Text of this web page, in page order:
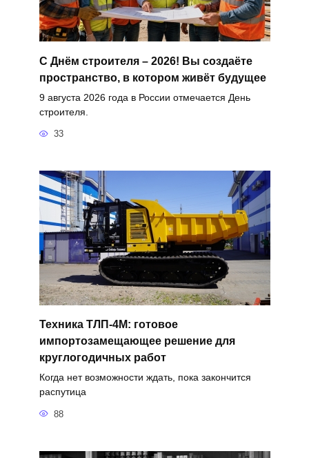
С Днём строителя – 2026! Вы создаёте
пространство, в котором живёт будущее
9 августа 2026 года в России отмечается День
строителя.
33
Техника ТЛП-4М: готовое
импортозамещающее решение для
круглогодичных работ
Когда нет возможности ждать, пока закончится
распутица
88